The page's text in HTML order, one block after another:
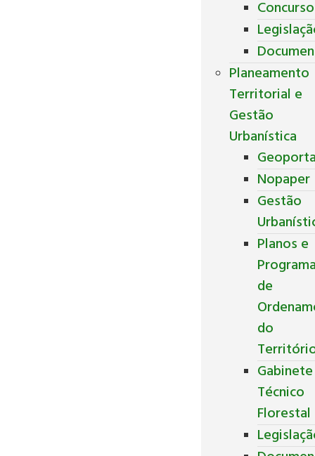
Planeamento
Territorial e
Gestão
Urbanística
Nopaper
Gestão
Planos e
de
do
Gabinete
Técnico
Florestal